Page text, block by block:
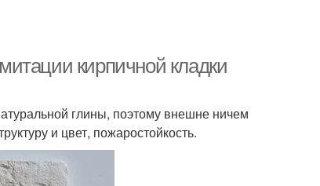
кирпичной кладки
глины, поэтому внешне ничем
и цвет, пожаростойкость.